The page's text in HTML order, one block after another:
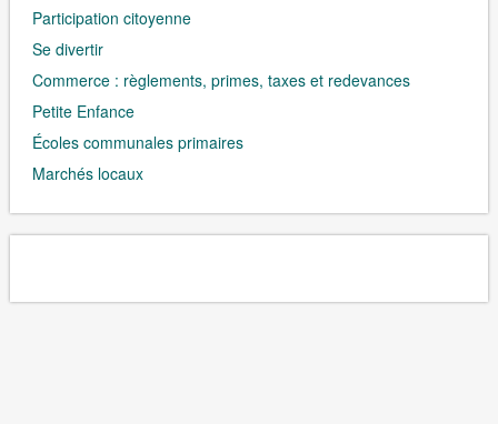
Participation citoyenne
Se divertir
Commerce : règlements, primes, taxes et redevances
Petite Enfance
Écoles communales primaires
Marchés locaux